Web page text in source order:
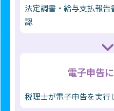
法定調書・給与支払報
認
電子申告
税理士が電子申告を実行